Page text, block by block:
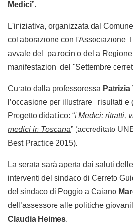
Medici”.
L'iniziativa, organizzata dal
collaborazione con l'Associazione
avvale del patrocinio della Regione
manifestazioni del "Settembre
Curato dalla professoressa Patrizia
l’occasione per illustrare i risultati e
Progetto didattico: “I Medici: ritratti,
medici in Toscana” (accreditato
Best Practice 2015).
La serata sarà aperta dai saluti
interventi del sindaco di Cerreto
del sindaco di Poggio a Caiano
dell’assessore alle politiche
Claudia Heimes.